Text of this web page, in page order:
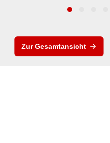
Zur Gesamtansicht